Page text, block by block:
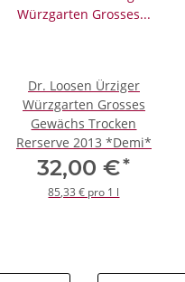
Dr. Loosen Ürziger
Würzgarten Grosses
Gewächs Trocken
Rerserve 2013 *Demi*
32,00 €*
85,33 € pro 1 l